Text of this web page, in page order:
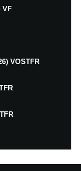
VF
VOSTFR